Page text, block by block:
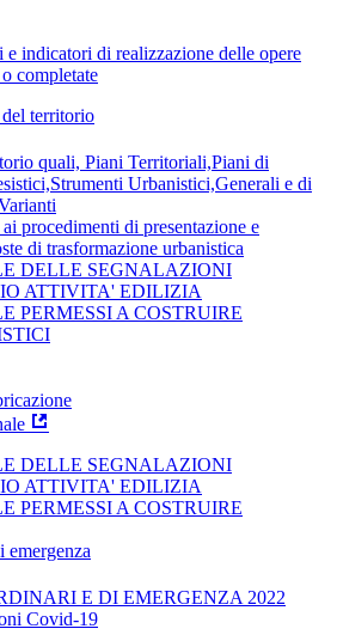
e indicatori di realizzazione delle opere
completate
territorio
quali, Piani Territoriali,Piani di
Urbanistici,Generali e di
procedimenti di presentazione e
di trasformazione urbanistica
DELLE SEGNALAZIONI
ATTIVITA' EDILIZIA
PERMESSI A COSTRUIRE
DELLE SEGNALAZIONI
ATTIVITA' EDILIZIA
PERMESSI A COSTRUIRE
emergenza
E DI EMERGENZA 2022
Covid-19